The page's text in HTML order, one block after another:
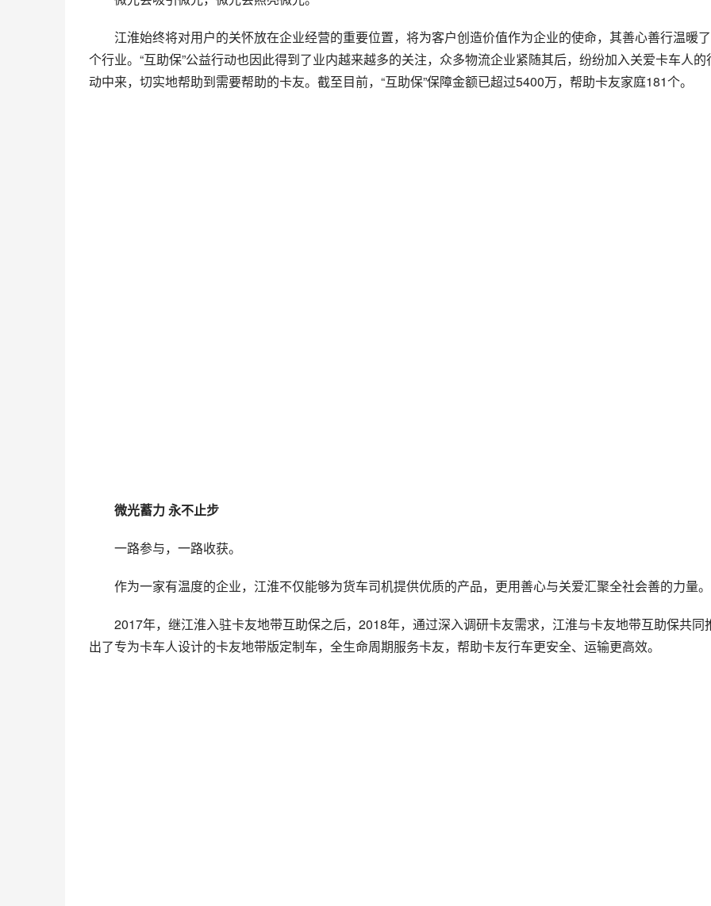
江淮始终将对用户的关怀放在企业经营的重要位置，将为客户创造价值作为企业的使命，其善心善行温暖
个行业。“互助保”公益行动也因此得到了业内越来越多的关注，众多物流企业紧随其后，纷纷加入关爱卡车人的
动中来，切实地帮助到需要帮助的卡友。截至目前，“互助保”保障金额已超过5400万，帮助卡友家庭181个。
微光蓄力 永不止步
一路参与，一路收获。
作为一家有温度的企业，江淮不仅能够为货车司机提供优质的产品，更用善心与关爱汇聚全社会善的力量。
2017年，继江淮入驻卡友地带互助保之后，2018年，通过深入调研卡友需求，江淮与卡友地带互助保共同
出了专为卡车人设计的卡友地带版定制车，全生命周期服务卡友，帮助卡友行车更安全、运输更高效。